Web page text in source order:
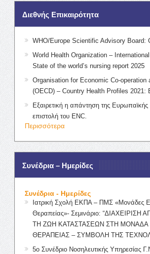
Διεθνής Επικαιρότητα
WHO/Europe Scientific Advisory Board:
World Health Organization –
State of the world’s nursing report 2025
Organisation for Economic Co-operation
(OECD) – Country Health Profiles 2021:
Εξαιρετική η απάντηση της
επιστολή του ENC.
Περισσότερα
Συνέδρια – Ημερίδες
Συνέδρια - Ημερίδες
Ιατρική Σχολή ΕΚΠΑ – ΠΜΣ «Μονάδες
Θεραπείας»- Σεμινάριο: “ΔΙΑΧΕΙΡΙΣΗ
ΤΗ ΖΩΗ ΚΑΤΑΣΤΑΣΕΩΝ ΣΤΗ ΜΟΝΑΔΑ
ΘΕΡΑΠΕΙΑΣ – ΣΥΜΒΟΛΗ ΤΗΣ
5ο Συνέδριο Νοσηλευτικής Υπηρεσίας